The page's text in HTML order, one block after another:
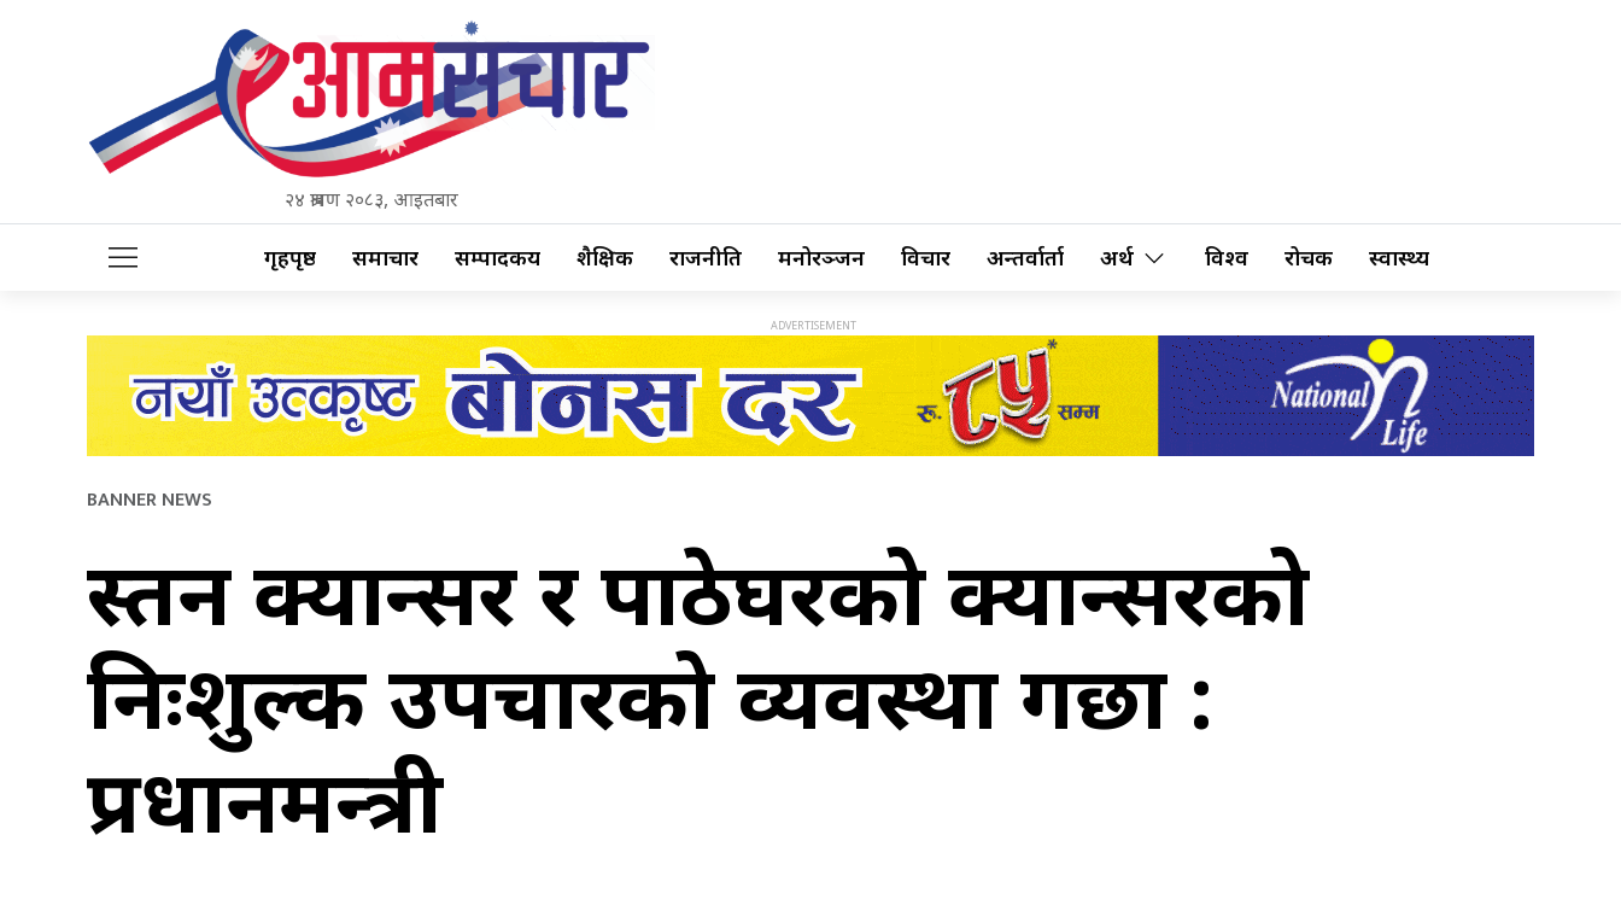
२४ श्रावण २०८३, आइतबार
गृहपृष्ठ समाचार सम्पादकीय शैक्षिक राजनीति मनोरञ्जन विचार अन्तर्वार्ता अर्थ विश्व रोचक स्वास्थ्य
BANNER NEWS
स्तन क्यान्सर र पाठेघरको क्यान्सरको
निःशुल्क उपचारको व्यवस्था गर्छौँ :
प्रधानमन्त्री